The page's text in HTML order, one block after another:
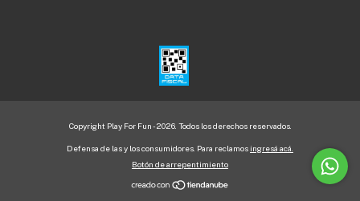
Copyright Play For Fun - 2026. Todos los derechos reservados.
Defensa de las y los consumidores. Para reclamos ingresá acá.
Botón de arrepentimiento